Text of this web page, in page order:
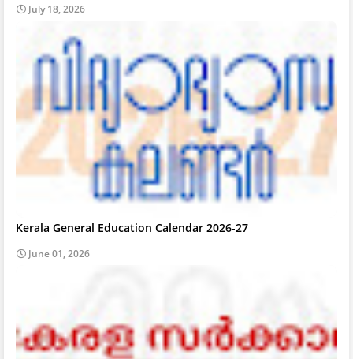
July 18, 2026
Kerala General Education Calendar 2026-27
June 01, 2026